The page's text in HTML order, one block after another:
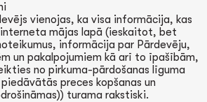
vienojas, ka visa informācija, kas
mājas lapā (ieskaitot, bet
informācija par Pārdevēju,
un pakalpojumiem kā arī to īpašībām,
no pirkuma-pārdošanas līguma
preces kopšanas un
turama rakstiski.